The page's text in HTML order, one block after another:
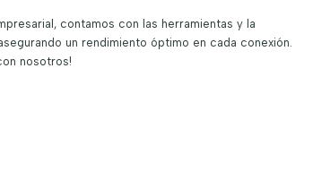
contamos con las herramientas y la
un rendimiento óptimo en cada conexión.
nosotros!